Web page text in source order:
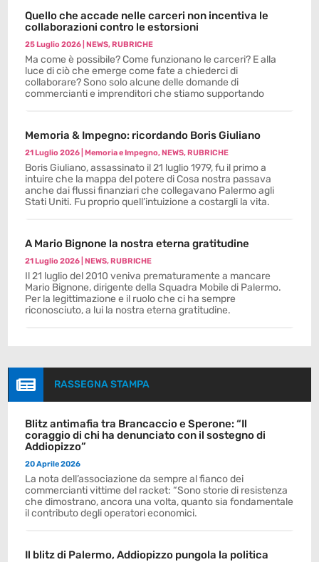
Quello che accade nelle carceri non incentiva le
collaborazioni contro le estorsioni
25 Luglio 2026 |NEWS,RUBRICHE
Ma come è possibile? Come funzionano le carceri? E alla
luce di ciò che emerge come fate a chiederci di
collaborare? Sono solo alcune delle domande di
commercianti e imprenditori che stiamo supportando
Memoria & Impegno: ricordando Boris Giuliano
21 Luglio 2026 |Memoria e Impegno,NEWS,RUBRICHE
Boris Giuliano, assassinato il 21 luglio 1979, fu il primo a
intuire che la mappa del potere di Cosa nostra passava
anche dai flussi finanziari che collegavano Palermo agli
Stati Uniti. Fu proprio quell’intuizione a costargli la vita.
A Mario Bignone la nostra eterna gratitudine
21 Luglio 2026 |NEWS,RUBRICHE
Il 21 luglio del 2010 veniva prematuramente a mancare
Mario Bignone, dirigente della Squadra Mobile di Palermo.
Per la legittimazione e il ruolo che ci ha sempre
riconosciuto, a lui la nostra eterna gratitudine.
 RASSEGNA STAMPA
Blitz antimafia tra Brancaccio e Sperone: “Il
coraggio di chi ha denunciato con il sostegno di
Addiopizzo”
20 Aprile 2026
La nota dell’associazione da sempre al fianco dei
commercianti vittime del racket: “Sono storie di resistenza
che dimostrano, ancora una volta, quanto sia fondamentale
il contributo degli operatori economici.
Il blitz di Palermo, Addiopizzo pungola la politica